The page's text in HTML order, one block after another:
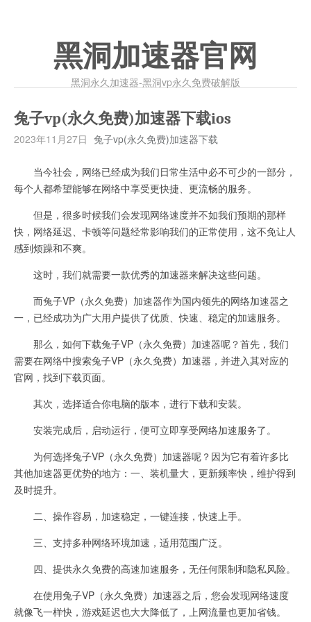
黑洞加速器官网
黑洞永久加速器-黑洞vp永久免费破解版
兔子vp(永久免费)加速器下载ios
2023年11月27日 兔子vp(永久免费)加速器下载
当今社会，网络已经成为我们日常生活中必不可少的一部分，
每个人都希望能够在网络中享受更快捷、更流畅的服务。
但是，很多时候我们会发现网络速度并不如我们预期的那样
快，网络延迟、卡顿等问题经常影响我们的正常使用，这不免让人
感到烦躁和不爽。
这时，我们就需要一款优秀的加速器来解决这些问题。
而兔子VP（永久免费）加速器作为国内领先的网络加速器之
一，已经成功为广大用户提供了优质、快速、稳定的加速服务。
那么，如何下载兔子VP（永久免费）加速器呢？首先，我们
需要在网络中搜索兔子VP（永久免费）加速器，并进入其对应的
官网，找到下载页面。
其次，选择适合你电脑的版本，进行下载和安装。
安装完成后，启动运行，便可立即享受网络加速服务了。
为何选择兔子VP（永久免费）加速器呢？因为它有着许多比
其他加速器更优势的地方：一、装机量大，更新频率快，维护得到
及时提升。
二、操作容易，加速稳定，一键连接，快速上手。
三、支持多种网络环境加速，适用范围广泛。
四、提供永久免费的高速加速服务，无任何限制和隐私风险。
在使用兔子VP（永久免费）加速器之后，您会发现网络速度
就像飞一样快，游戏延迟也大大降低了，上网流量也更加省钱。